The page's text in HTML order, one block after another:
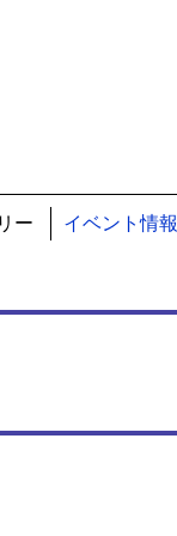
ー イベント情報